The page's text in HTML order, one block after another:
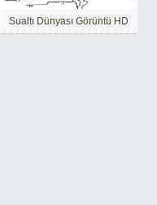
Sualtı Dünyası Görüntü HD